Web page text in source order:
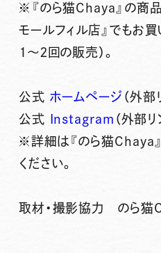
※『のら猫Chaya』の商品
モールフィル店』でもお
１～２回の販売）。
公式 ホームページ （外部
公式
Instagram （外部リ
※詳細は『のら猫Chaya
ください。
取材・撮影協力 のら猫